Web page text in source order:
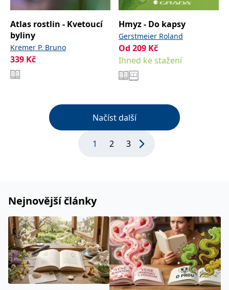
Atlas rostlin - Kvetoucí
byliny
Kremer P. Bruno
339 Kč
Hmyz - Do kapsy
Gerstmeier Roland
Od 209 Kč
Ihned ke stažení
Načíst další
1 2 3
Nejnovější články